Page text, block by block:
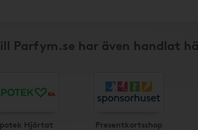
Parfym.se har även handlat
Hjärtat Presentkortsshop